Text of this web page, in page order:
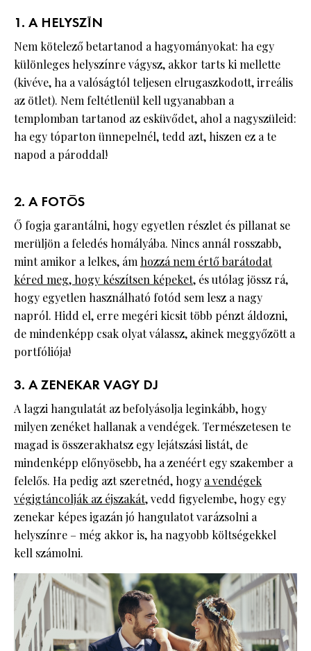
1. A HELYSZÍN
Nem kötelező betartanod a hagyományokat: ha egy
különleges helyszínre vágysz, akkor tarts ki mellette
(kivéve, ha a valóságtól teljesen elrugaszkodott, irreális
az ötlet). Nem feltétlenül kell ugyanabban a
templomban tartanod az esküvődet, ahol a nagyszüleid:
ha egy tóparton ünnepelnél, tedd azt, hiszen ez a te
napod a pároddal!
2. A FOTÓS
Ő fogja garantálni, hogy egyetlen részlet és pillanat se
merüljön a feledés homályába. Nincs annál rosszabb,
mint amikor a lelkes, ám hozzá nem értő barátodat
kéred meg, hogy készítsen képeket, és utólag jössz rá,
hogy egyetlen használható fotód sem lesz a nagy
napról. Hidd el, erre megéri kicsit több pénzt áldozni,
de mindenképp csak olyat válassz, akinek meggyőzött a
portfóliója!
3. A ZENEKAR VAGY DJ
A lagzi hangulatát az befolyásolja leginkább, hogy
milyen zenéket hallanak a vendégek. Természetesen te
magad is összerakhatsz egy lejátszási listát, de
mindenképp előnyösebb, ha a zenéért egy szakember a
felelős. Ha pedig azt szeretnéd, hogy a vendégek
végigtáncolják az éjszakát, vedd figyelembe, hogy egy
zenekar képes igazán jó hangulatot varázsolni a
helyszínre – még akkor is, ha nagyobb költségekkel
kell számolni.